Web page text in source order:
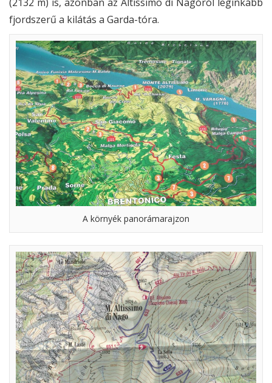
fjordszerű a kilátás a Garda-tóra.
A környék panorámarajzon